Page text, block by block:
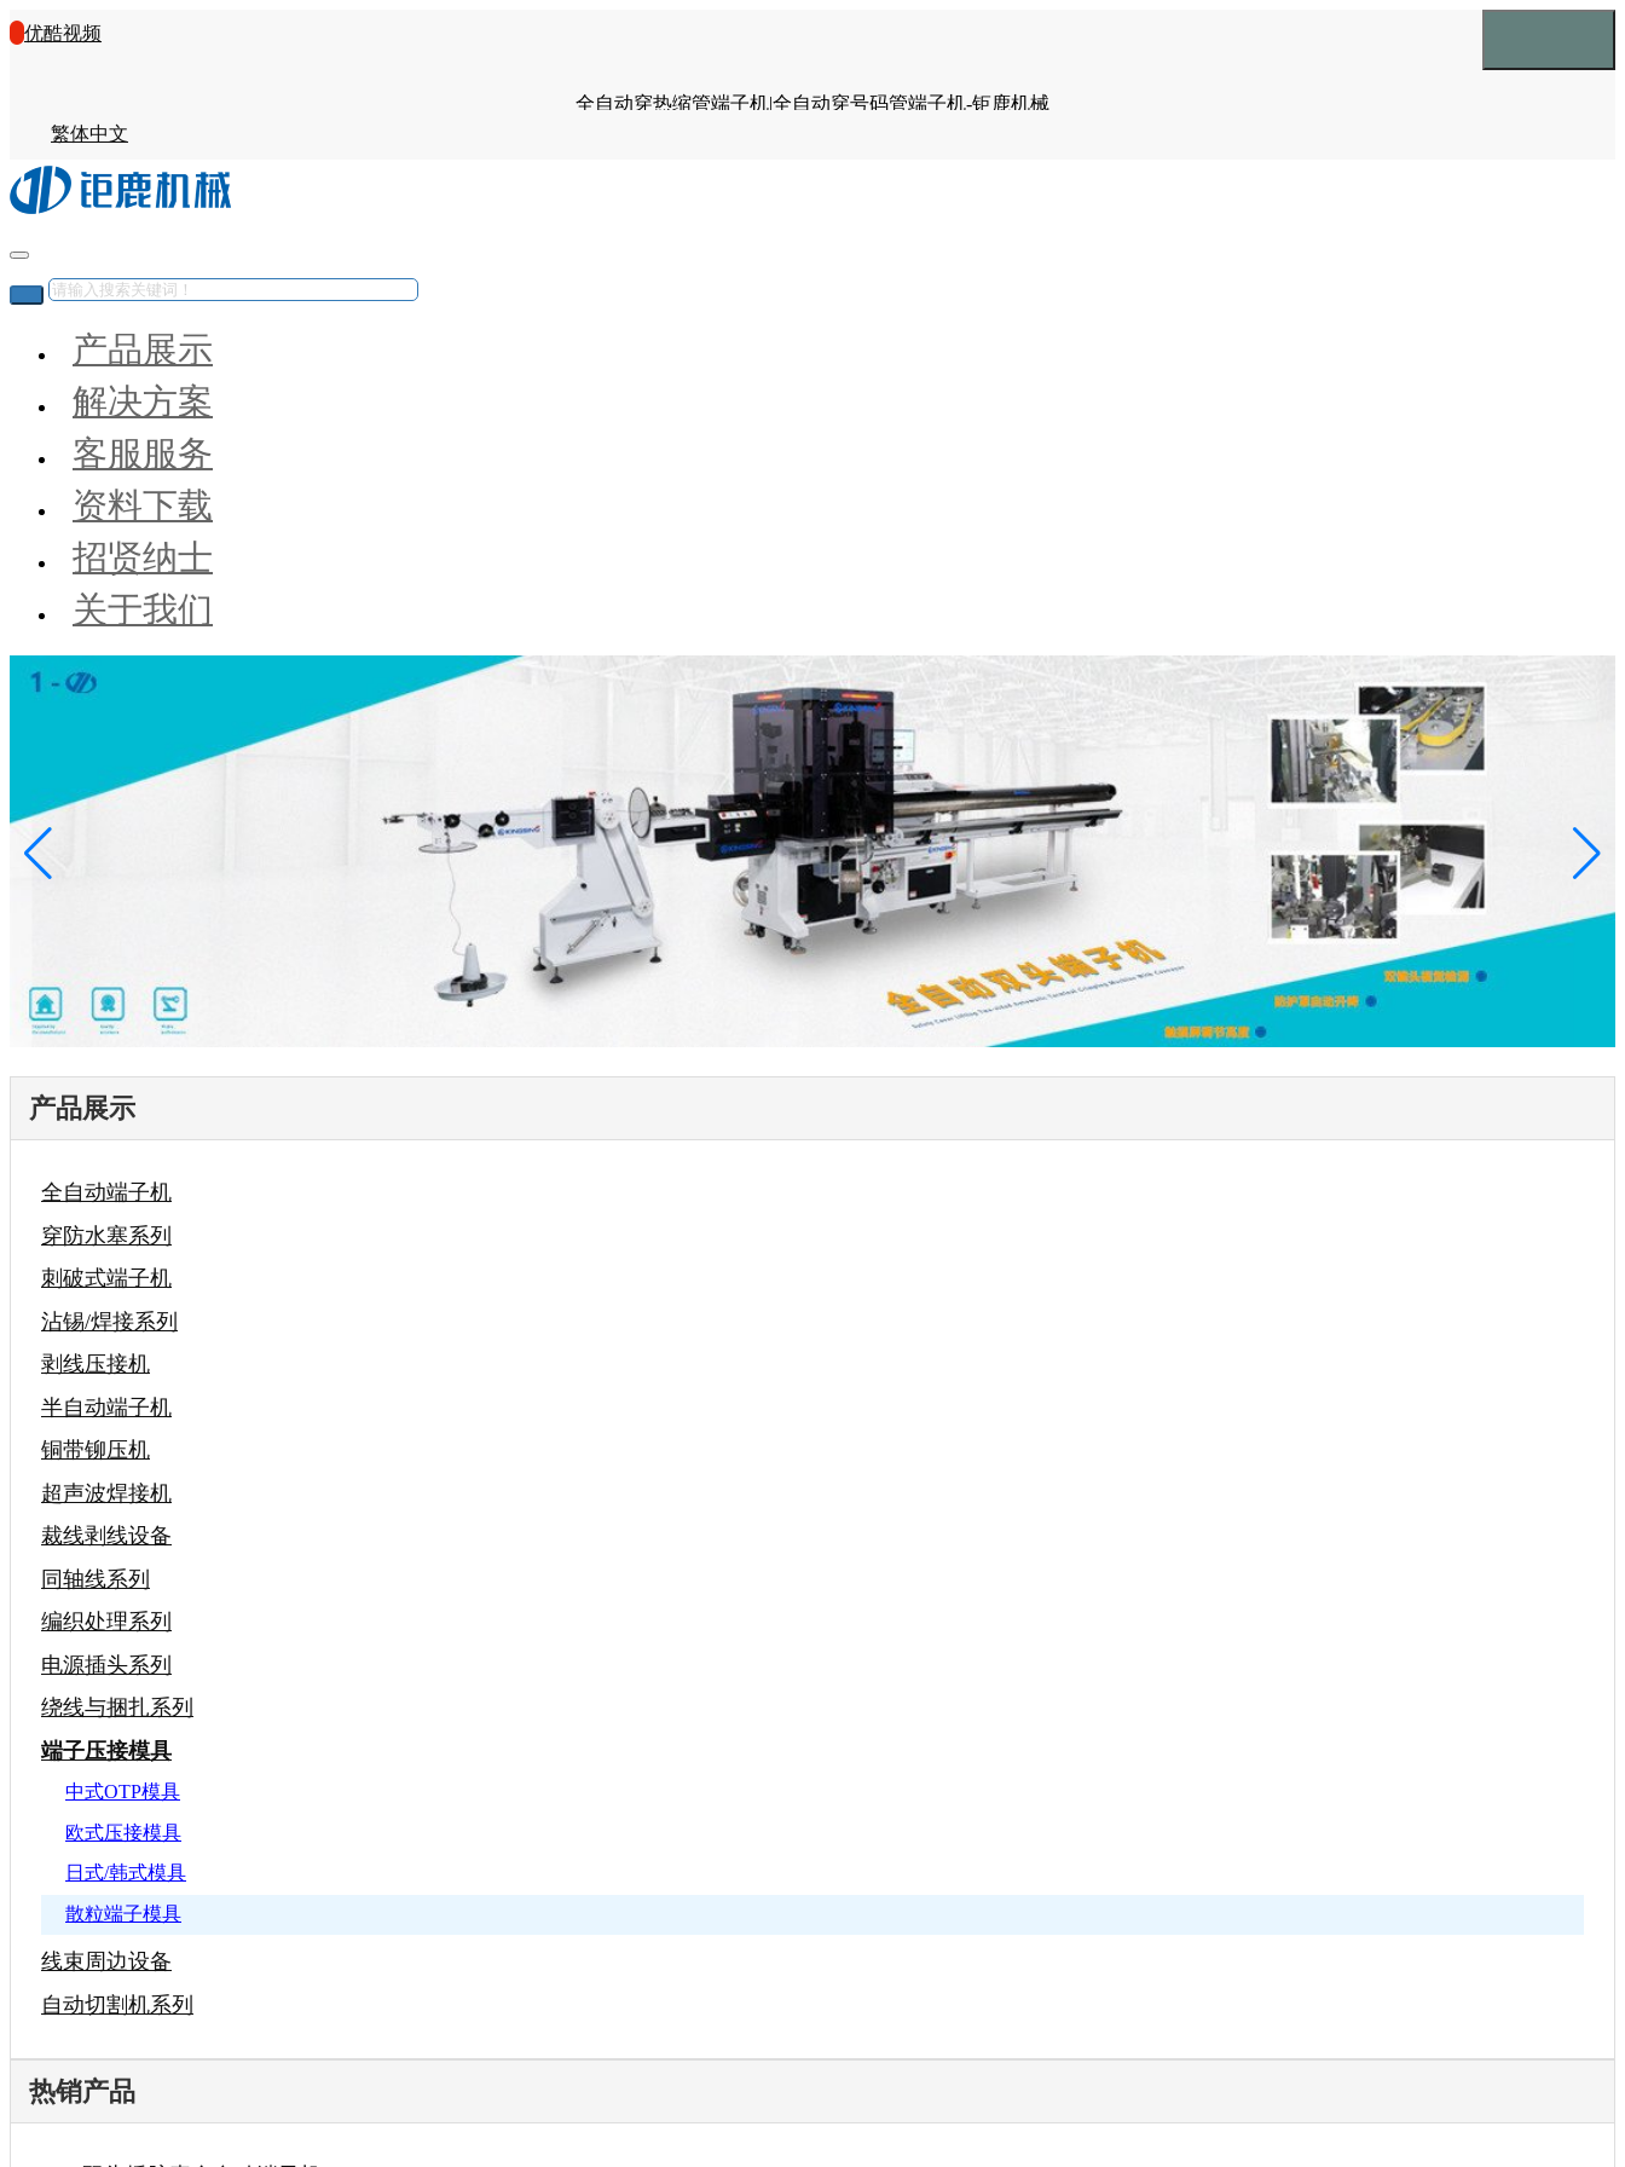
优酷视频
全自动穿热缩管端子机|全自动穿号码管端子机-钜鹿机械
繁体中文
产品展示
解决方案
客服服务
资料下载
招贤纳士
关于我们
产品展示
全自动端子机
穿防水塞系列
刺破式端子机
沾锡/焊接系列
剥线压接机
半自动端子机
铜带铆压机
超声波焊接机
裁线剥线设备
同轴线系列
编织处理系列
电源插头系列
绕线与捆扎系列
端子压接模具
中式OTP模具
欧式压接模具
日式/韩式模具
散粒端子模具
线束周边设备
自动切割机系列
热销产品